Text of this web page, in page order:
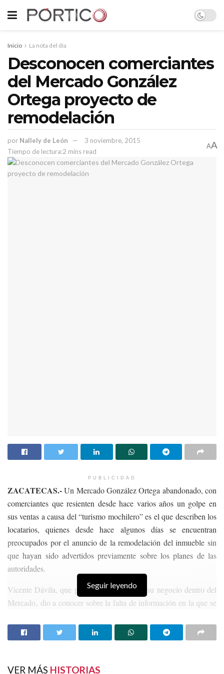
Inicio La nota del día
Desconocen comerciantes
del Mercado González
Ortega proyecto de
remodelación
por Nallely de León
3 noviembre, 2015
Tiempo de lectura:2 mins read
AA
PUBLICIDAD
ZACATECAS.-Un Mercado González Ortega abandonado, con
comerciantes que resienten desde hace varios años un golpe en
sus ventas a causa del “turismo mochilero” es el que describen los
locatarios, quienes desde hace algunos días se encuentran
preocupados por el anuncio de la remodelación del inmueble sin
que hayan sido advertidos previamente sobre los planes de las
autoridades.
Vicente Dávila, que por 31 años ha tenido su negocio dentro del
Mercado, dio a conocer sobre la falta de información en la que se
octubre fueron avisados por las autoridades sobre un posible
proyecto y los citaron para una junta el 26 de octubre, la cual
Seguir leyendo
VER MÁS HISTORIAS